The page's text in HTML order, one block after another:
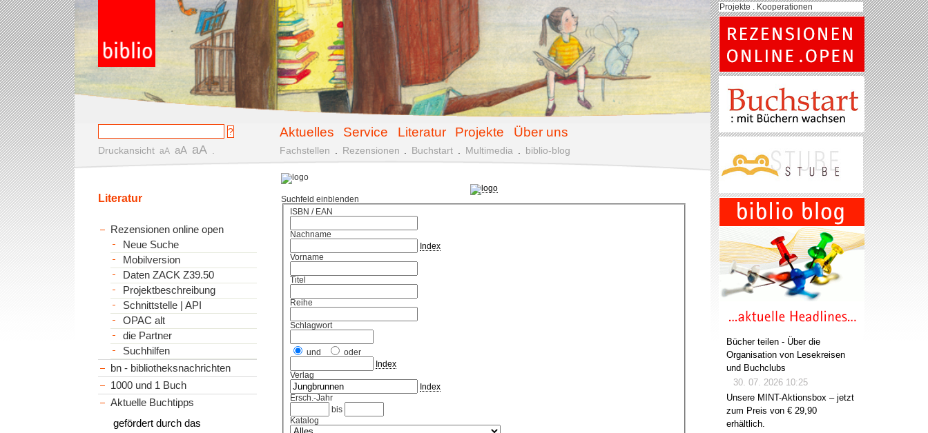
Aktuelles Service Literatur Projekte Über uns
Druckansicht aA aA aA Fachstellen Rezensionen Buchstart Multimedia biblio-blog
Suchfeld einblenden
ISBN / EAN
Nachname
Index
Vorname
Titel
Reihe
Schlagwort
und
oder
Index
Verlag
Index
Ersch.-Jahr
bis
Katalog
Literatur
Rezensionen online open
Neue Suche
Mobilversion
Daten ZACK Z39.50
Projektbeschreibung
Schnittstelle | API
OPAC alt
die Partner
Suchhilfen
bn - bibliotheksnachrichten
1000 und 1 Buch
Aktuelle Buchtipps
gefördert durch das
Projekte . Kooperationen
Bücher teilen - Über die
Organisation von Lesekreisen
und Buchclubs
30. 07. 2026 10:25
Unsere MINT-Aktionsbox – jetzt
zum Preis von € 29,90
erhältlich.